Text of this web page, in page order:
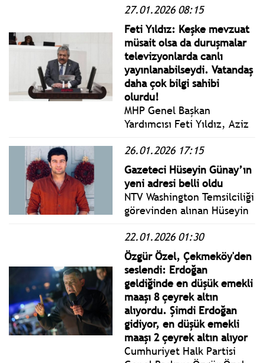
Ekrem İmamoğlu dönemi
İBB’sinin marka projesi
‘Yuvamız İstanbul’u hedef
alan iktidar medyasına
canlı yayında yanıt verdi.
27.01.2026 08:15
Feti Yıldız: Keşke mevzuat
müsait olsa da duruşmalar
televizyonlarda canlı
yayınlanabilseydi. Vatandaş
daha çok bilgi sahibi
olurdu!
MHP Genel Başkan
Yardımcısı Feti Yıldız, Aziz
yaptığı değerlendirmede:
"Keşke mevzuat müsait olsa
da duruşmalar
televizyonlarda canlı
yayınlanabilseydi. Vatandaş
daha çok bilgi sahibi
olurdu."
26.01.2026 17:15
Gazeteci Hüseyin Günay’ın
yeni adresi belli oldu
NTV Washington Temsilciliği
görevinden alınan Hüseyin
Halk TV'ye transfer oldu.
Halk TV'nin Genel Yayın
Yönetmeni Suat Toktaş,
Hüseyin Günay'ın artık Halk
TV Avrupa temsilcisi olarak
görev yapacağını duyurdu.
22.01.2026 01:30
Özgür Özel, Çekmeköy'den
seslendi: Erdoğan
geldiğinde en düşük emekli
maaşı 8 çeyrek altın
alıyordu. Şimdi Erdoğan
gidiyor, en düşük emekli
maaşı 2 çeyrek altın alıyor
Cumhuriyet Halk Partisi